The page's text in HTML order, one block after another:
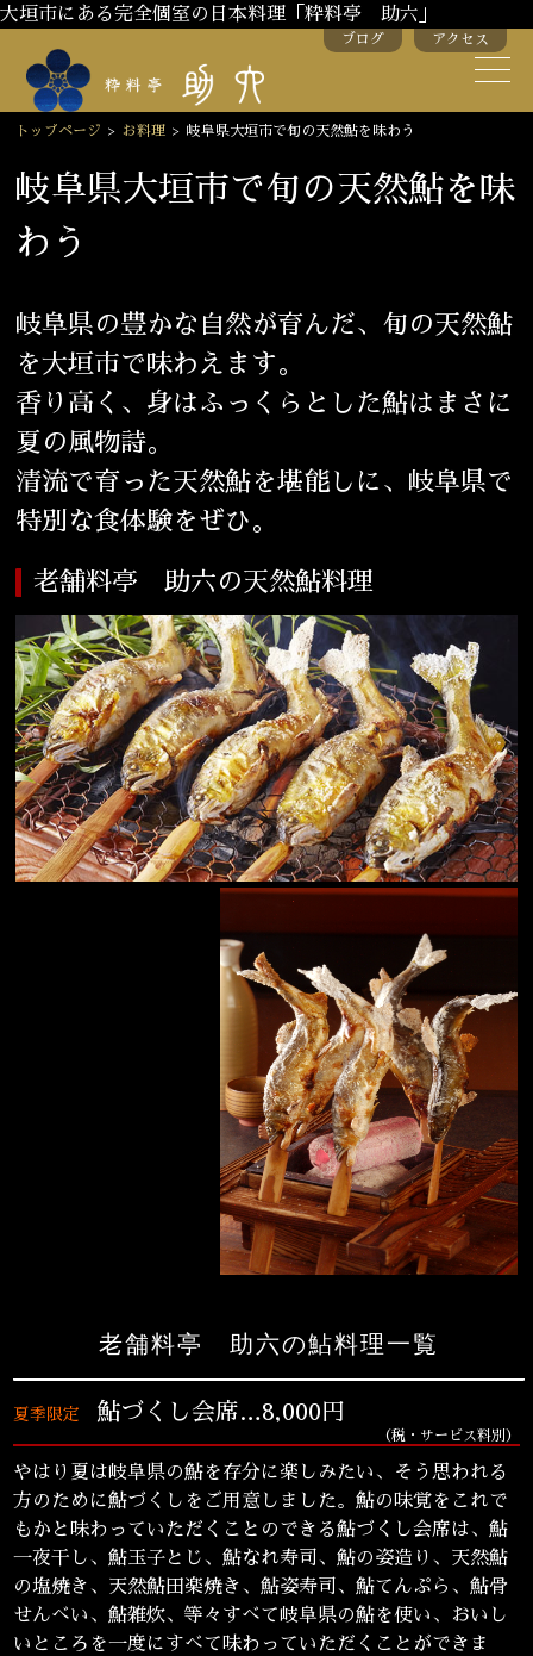
大垣市にある完全個室の日本料理「粋料亭 助六」
ブログ アクセス
トップページ > お料理 > 岐阜県大垣市で旬の天然鮎を味わう
岐阜県大垣市で旬の天然鮎を味
わう
岐阜県の豊かな自然が育んだ、旬の天然鮎
を大垣市で味わえます。
香り高く、身はふっくらとした鮎はまさに
夏の風物詩。
清流で育った天然鮎を堪能しに、岐阜県で
特別な食体験をぜひ。
老舗料亭 助六の天然鮎料理
老舗料亭 助六の鮎料理一覧
夏季限定 鮎づくし会席…8,000円
（税・サービス料別）
やはり夏は岐阜県の鮎を存分に楽しみたい、そう思われる
方のために鮎づくしをご用意しました。鮎の味覚をこれで
もかと味わっていただくことのできる鮎づくし会席は、鮎
一夜干し、鮎玉子とじ、鮎なれ寿司、鮎の姿造り、天然鮎
の塩焼き、天然鮎田楽焼き、鮎姿寿司、鮎てんぷら、鮎骨
せんべい、鮎雑炊、等々すべて岐阜県の鮎を使い、おいし
いところを一度にすべて味わっていただくことができま
助六の歴史 助六流おもてなし
季節のお料理
お部屋のご紹介 会議・舞台のご利用
結婚式・披露宴
ご接待 法要
慶事
宴会 ウェディング